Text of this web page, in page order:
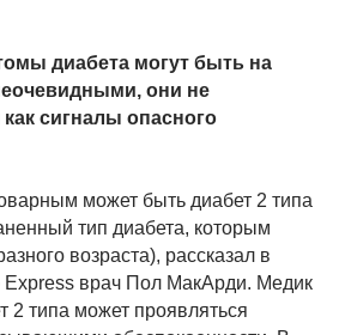
диабета могут быть на
они не
сигналы опасного
может быть диабет 2 типа
тип диабета, которым
возраста), рассказал в
Express врач Пол МакАрди. Медик
2 типа может проявляться